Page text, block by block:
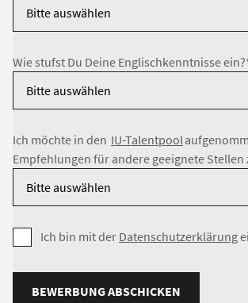
Wie stufst Du Deine Englischkenntnisse
Ich möchte in den IU-Talentpool
Empfehlungen für andere geeignete Stellen
Ich bin mit der Datenschutzerklärung
BEWERBUNG ABSCHICKEN